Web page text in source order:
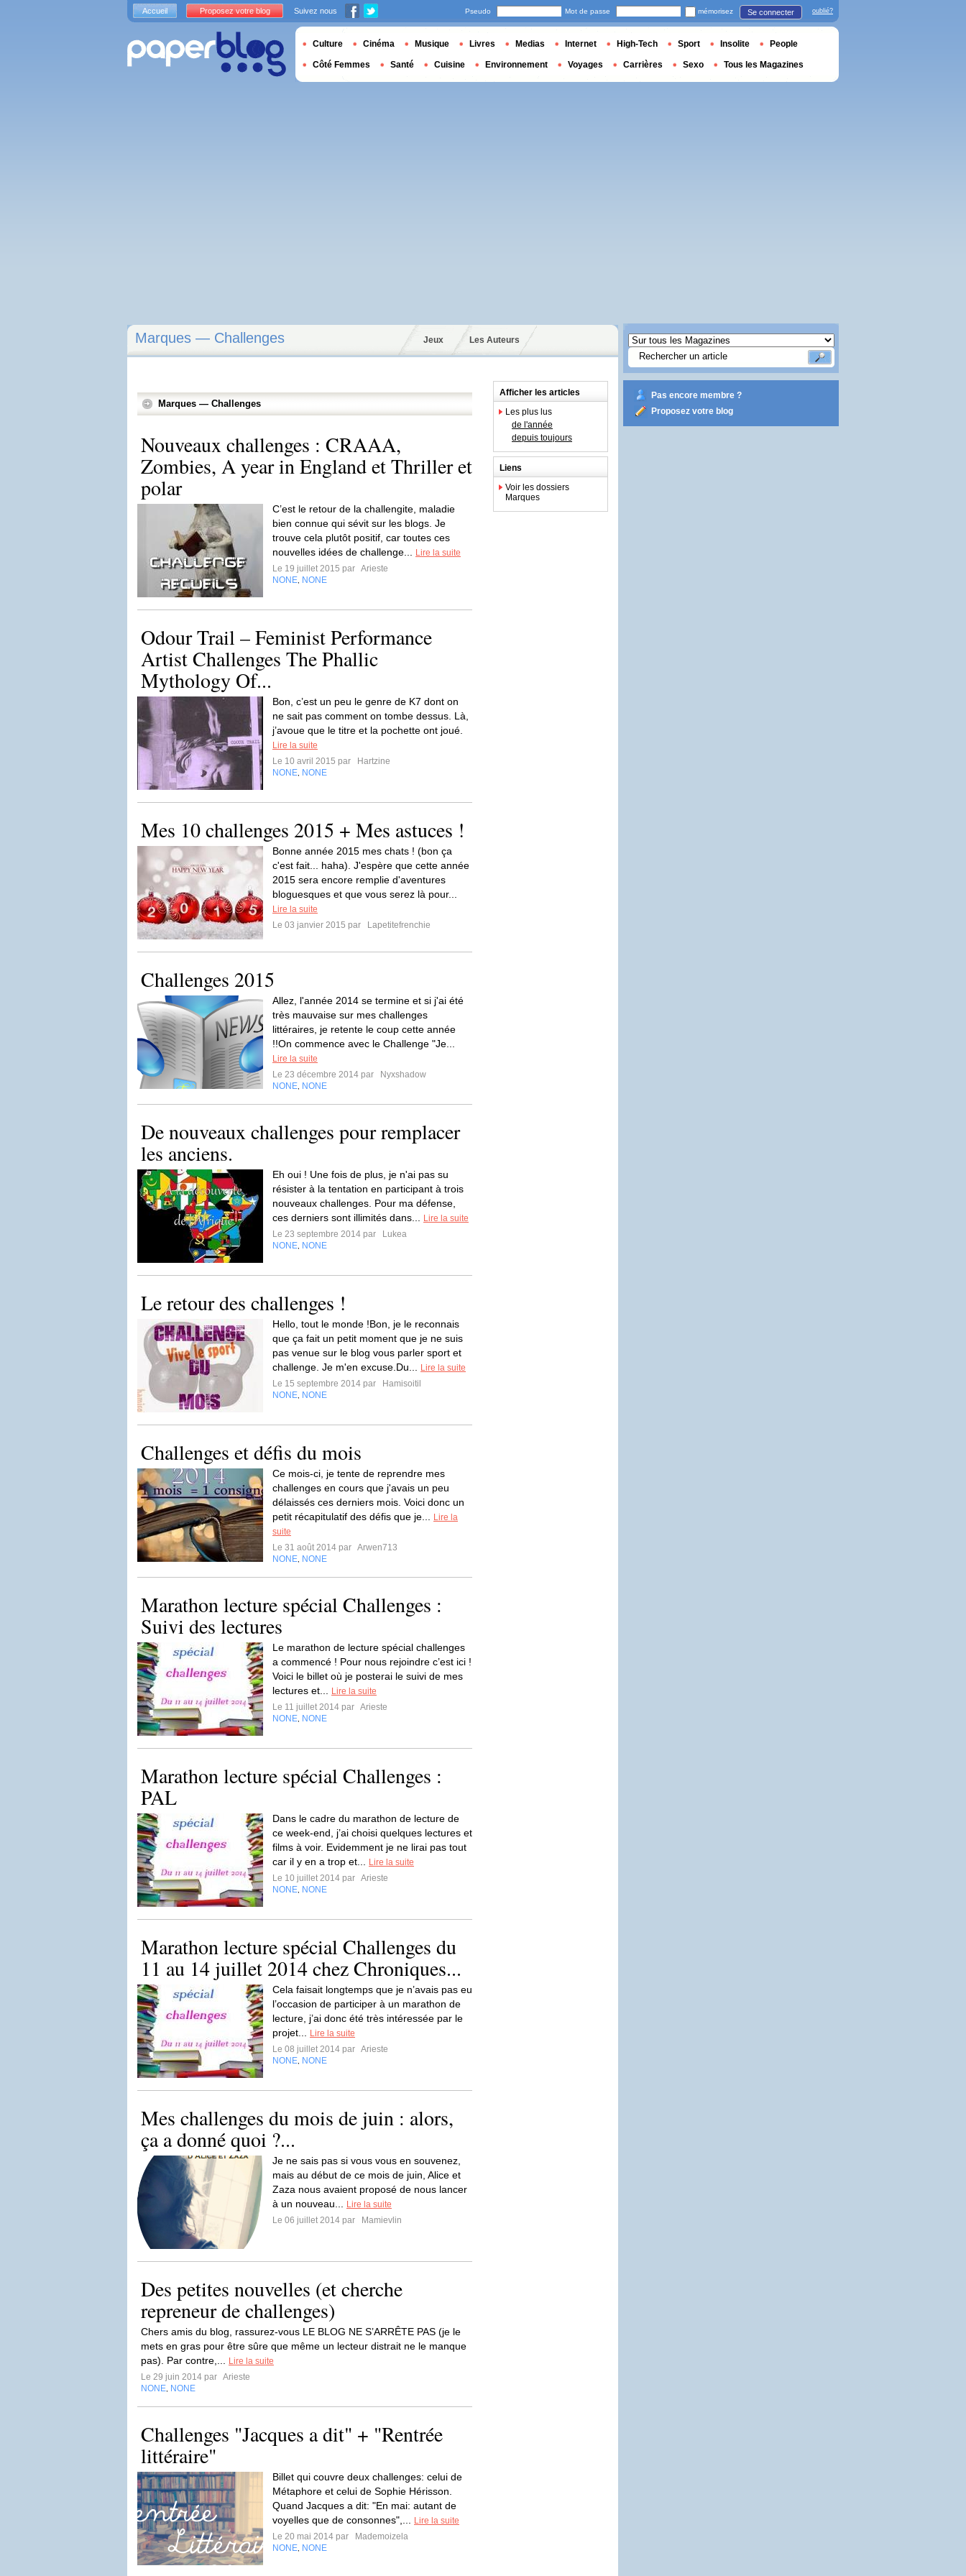
Marques — Challenges Jeux Les Auteurs
Marques — Challenges
Nouveaux challenges : CRAAA,
Zombies, A year in England et Thriller et
polar
C’est le retour de la challengite, maladie
bien connue qui sévit sur les blogs. Je
trouve cela plutôt positif, car toutes ces
nouvelles idées de challenge...
Lire la suite
Le 19 juillet 2015 par Arieste
NONE NONE
Odour Trail – Feminist Performance
Artist Challenges The Phallic
Mythology Of...
Bon, c’est un peu le genre de K7 dont on
ne sait pas comment on tombe dessus. Là,
j’avoue que le titre et la pochette ont joué.
Lire la suite
Le 10 avril 2015 par
Hartzine
NONE NONE
Mes 10 challenges 2015 + Mes astuces !
Bonne année 2015 mes chats ! (bon ça
c'est fait... haha). J'espère que cette année
2015 sera encore remplie d'aventures
bloguesques et que vous serez là pour...
Lire la suite
Le 03 janvier 2015 par
Lapetitefrenchie
Challenges 2015
Allez, l'année 2014 se termine et si j'ai été
très mauvaise sur mes challenges
littéraires, je retente le coup cette année
!!On commence avec le Challenge "Je...
Lire la suite
Le 23 décembre 2014 par
Nyxshadow
NONE NONE
De nouveaux challenges pour remplacer
les anciens.
Eh oui ! Une fois de plus, je n'ai pas su
résister à la tentation en participant à trois
nouveaux challenges. Pour ma défense,
ces derniers sont illimités dans...
Lire la suite
Le 23 septembre 2014 par
Lukea
NONE NONE
Le retour des challenges !
Hello, tout le monde !Bon, je le reconnais
que ça fait un petit moment que je ne suis
pas venue sur le blog vous parler sport et
challenge. Je m'en excuse.Du...
Lire la suite
Le 15 septembre 2014 par
Hamisoitil
NONE NONE
Challenges et défis du mois
Ce mois-ci, je tente de reprendre mes
challenges en cours que j'avais un peu
délaissés ces derniers mois. Voici donc un
petit récapitulatif des défis que je...
Lire la
suite
Le 31 août 2014 par Arwen713
NONE NONE
Marathon lecture spécial Challenges :
Suivi des lectures
Le marathon de lecture spécial challenges
a commencé ! Pour nous rejoindre c’est ici !
Voici le billet où je posterai le suivi de mes
lectures et...
Lire la suite
Le 11 juillet 2014 par Arieste
NONE NONE
Marathon lecture spécial Challenges :
PAL
Dans le cadre du marathon de lecture de
ce week-end, j’ai choisi quelques lectures et
films à voir. Evidemment je ne lirai pas tout
car il y en a trop et...
Lire la suite
Le 10 juillet 2014 par Arieste
NONE NONE
Marathon lecture spécial Challenges du
11 au 14 juillet 2014 chez Chroniques...
Cela faisait longtemps que je n’avais pas eu
l’occasion de participer à un marathon de
lecture, j’ai donc été très intéressée par le
projet...
Lire la suite
Le 08 juillet 2014 par Arieste
NONE NONE
Mes challenges du mois de juin : alors,
ça a donné quoi ?...
Je ne sais pas si vous vous en souvenez,
mais au début de ce mois de juin, Alice et
Zaza nous avaient proposé de nous lancer
à un nouveau...
Lire la suite
Le 06 juillet 2014 par
Mamievlin
Des petites nouvelles (et cherche
repreneur de challenges)
Chers amis du blog, rassurez-vous LE BLOG NE S’ARRÊTE PAS (je le
mets en gras pour être sûre que même un lecteur distrait ne le manque
pas). Par contre,...
Lire la suite
Le 29 juin 2014 par Arieste
NONE NONE
Challenges "Jacques a dit" + "Rentrée
littéraire"
Billet qui couvre deux challenges: celui de
Métaphore et celui de Sophie Hérisson.
Quand Jacques a dit: "En mai: autant de
voyelles que de consonnes",...
Lire la suite
Le 20 mai 2014 par
Mademoizela
NONE NONE
Afficher les articles
Les plus lus
de l'année
depuis toujours
Liens
Voir les dossiers
Marques
Pas encore membre ?
Proposez votre blog
Accueil Proposez votre blog Suivez nous Pseudo Mot de passe mémorisez Se connecter oublié?
Culture Cinéma Musique Livres Medias Internet High-Tech Sport Insolite People
Côté Femmes Santé Cuisine Environnement Voyages Carrières Sexo Tous les Magazines